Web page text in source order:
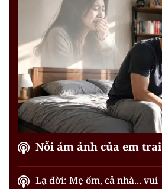
Nỗi ám ảnh của em trai
Lạ đời: Mẹ ốm, cả nhà... vui